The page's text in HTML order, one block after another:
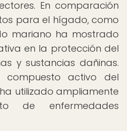
En comparación
para el hígado, como
mariano ha mostrado
en la protección del
y sustancias dañinas.
compuesto activo del
utilizado ampliamente
de enfermedades